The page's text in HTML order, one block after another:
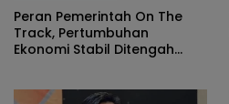
Peran Pemerintah On The
Track, Pertumbuhan
Ekonomi Stabil Ditengah